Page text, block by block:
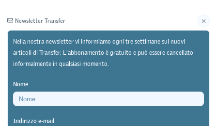
Newsletter Archivio
16/06/25
Newsletter Transfer
Nella nostra newsletter vi informiamo ogni tre settimane sui nuovi
articoli di Transfer. L'abbonamento è gratuito e può essere cancellato
informalmente in qualsiasi momento.
Nome
Indirizzo e-mail